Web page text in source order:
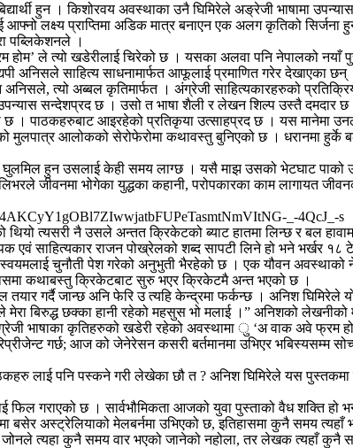
हुन । किशोरवय अवस्थाका उनै घिमिरेले अङ्रेजी भाषामा
लक्ष्य प्राप्तिमा अडिक मात्र बनाएन एक अलग कृतिको सिर्जना
पब्लिकेशनले ।
होम’ ले त्यो खडेरीलाई चिरेको छ । यसका अलवा पनि नेपालको नयाँ
अनिसले साहित्य साधनामार्फत आफूलाई प्रमाणित गरेर देखाएका छन्
अनिसले, त्यो अब्बल कृतिमार्फत । अंग्रेजी साहित्यकारहरुको
सन्देशप्रद छ । उसो त भाषा शैली र लेखन शिल्प उस्तै दमदार छ
। पाठकहरुबाट आइरहेको प्रतिकृया उत्साहप्रद छ । यस मानेमा
मुलपात्र आलोकको सेरोफेरोमा कथावस्तु बुनिएको छ । धरानमा
घुलमिल हुन उसलाई केही समय लाग्छ । यसै माझ उसको भेटघाट
भोगेका युद्धका कहानी, परोपकारका काम लागायत
_-4QcJ_-s
त्यसरी नै उसले अन्तत क्रिकेटको ब्याट हातमा लिन्छ र बल हावामा
एवं साहित्यकार राजन पोख्रेलको शब्द सापटी लिने हो भने
चुनौती पेश गरेको अनुभुती भैरहेको छ । एक यौवन अवस्थाको
कथाबस्तु क्रिकेटबाट सुरु भएर क्रिकेटमै अन्त भएको छ ।
गर्दै जान्छ अनि फेरि उ त्यहि केन्द्रमा फर्कन्छ । अनिश घिमिरेले
छक्का हानी रहेको महसुस भो मलाई ।” अनिशको लेखनीको
भाषाका कृतिहरुको खडेरी रहेको अवस्थामा ु ‘अ वाक अवे फ्रम
गर्छ; आज को जेनेरेसन कसरी बर्तमानमा उभिएर भबिस्यसम्म
लाई पनि पस्कने गरी लेखेका छौ त ? अनिश घिमिरेले यस
गराएको छ । सार्वभौमिकता आजको युवा पुस्ताको वैध शक्ति हो
अस्ट्रेलियाको मेलबर्नमा उभिएको छ, इतिहासमा कुनै समय त्यहाँ
त्यहा कुनै समय वार भएको जानेको नहोला, तर लेखक त्यहाँ कुनै